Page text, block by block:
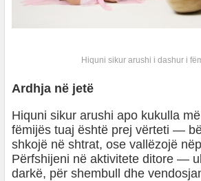
Hiquni sikur arushi i dashur i
Ardhja në jetë
Hiquni sikur arushi apo kukulla
fëmijës tuaj është prej vërteti —
shkojë në shtrat, ose vallëzojë
Përfshijeni në aktivitete ditore —
darkë, për shembull dhe